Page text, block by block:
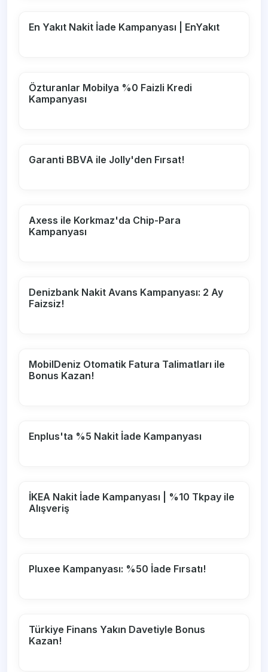
En Yakıt Nakit İade Kampanyası | EnYakıt
Özturanlar Mobilya %0 Faizli Kredi
Kampanyası
Garanti BBVA ile Jolly'den Fırsat!
Axess ile Korkmaz'da Chip-Para
Kampanyası
Denizbank Nakit Avans Kampanyası: 2 Ay
Faizsiz!
MobilDeniz Otomatik Fatura Talimatları ile
Bonus Kazan!
Enplus'ta %5 Nakit İade Kampanyası
İKEA Nakit İade Kampanyası | %10 Tkpay ile
Alışveriş
Pluxee Kampanyası: %50 İade Fırsatı!
Türkiye Finans Yakın Davetiyle Bonus
Kazan!